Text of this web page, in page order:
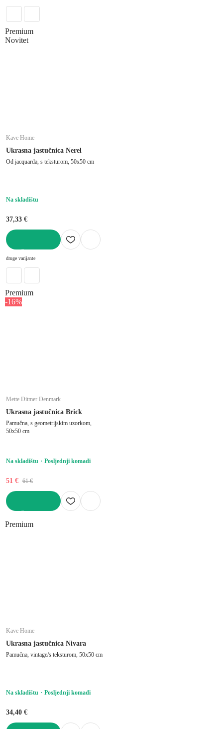
Premium
Novitet
Kave Home
Ukrasna jastučnica Nerel
Od jacquarda, s teksturom, 50x50 cm
Na skladištu
37,33 €
druge varijante
Premium
-16%
Mette Ditmer Denmark
Ukrasna jastučnica Brick
Pamučna, s geometrijskim uzorkom,
50x50 cm
Na skladištu Posljednji komadi
51 € 61 €
Premium
Kave Home
Ukrasna jastučnica Nivara
Pamučna, vintage/s teksturom, 50x50 cm
Na skladištu Posljednji komadi
34,40 €